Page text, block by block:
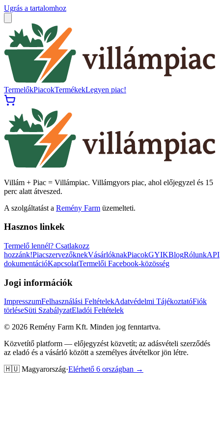
Ugrás a tartalomhoz
TermelőkPiacokTermékekLegyen piac!
Villám + Piac = Villámpiac. Villámgyors piac, ahol előjegyzel és 15
perc alatt átveszed.
A szolgáltatást a Remény Farm üzemelteti.
Hasznos linkek
Termelő lennél? Csatlakozz
hozzánk!PiacszervezőknekVásárlóknakPiacokGYIKBlogRólunkAPI
dokumentációKapcsolatTermelői Facebook-közösség
Jogi információk
ImpresszumFelhasználási FeltételekAdatvédelmi TájékoztatóFiók
törléseSüti SzabályzatEladói Feltételek
© 2026 Remény Farm Kft. Minden jog fenntartva.
Közvetítő platform — előjegyzést közvetít; az adásvételi szerződés
az eladó és a vásárló között a személyes átvételkor jön létre.
🇭🇺 Magyarország·Elérhető 6 országban →